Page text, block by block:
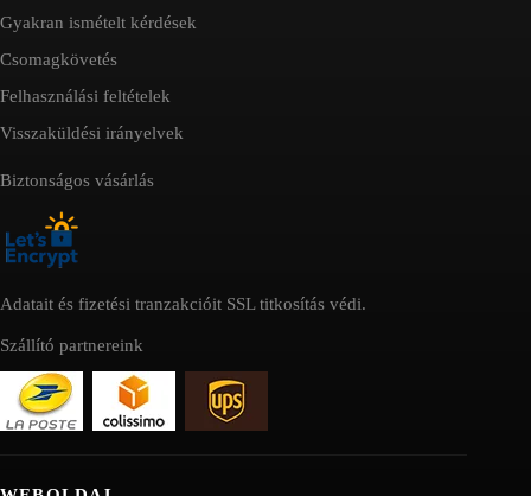
Gyakran ismételt kérdések
Csomagkövetés
Felhasználási feltételek
Visszaküldési irányelvek
Biztonságos vásárlás
Adatait és fizetési tranzakcióit SSL titkosítás védi.
Szállító partnereink